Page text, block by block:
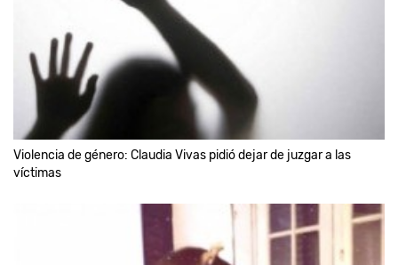
Violencia de género: Claudia Vivas pidió dejar de juzgar a las
víctimas